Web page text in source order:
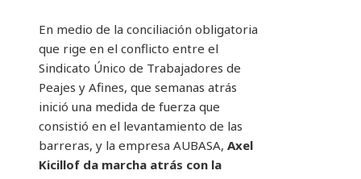
En medio de la conciliación obligatoria
que rige en el conflicto entre el
Sindicato Único de Trabajadores de
Peajes y Afines, que semanas atrás
inició una medida de fuerza que
consistió en el levantamiento de las
barreras, y la empresa AUBASA, Axel
Kicillof da marcha atrás con la